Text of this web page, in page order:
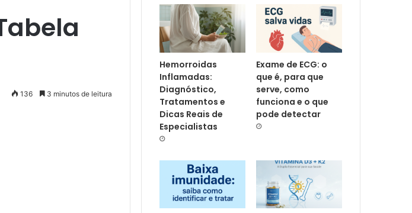
136 3 minutos de leitura
Hemorroidas
Inflamadas:
Diagnóstico,
Tratamentos e
Dicas Reais de
Especialistas
Exame de ECG: o
que é, para que
serve, como
funciona e o que
pode detectar